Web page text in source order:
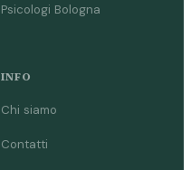
Psicologi Bologna
INFO
Chi siamo
Contatti